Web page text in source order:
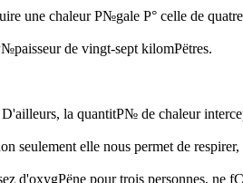
une chaleur Р№gale Р° celle de
de vingt-sept kilomРёtres.
la quantitР№ de chaleur
elle nous permet de respirer,
d'oxygРёne pour trois personnes, ne